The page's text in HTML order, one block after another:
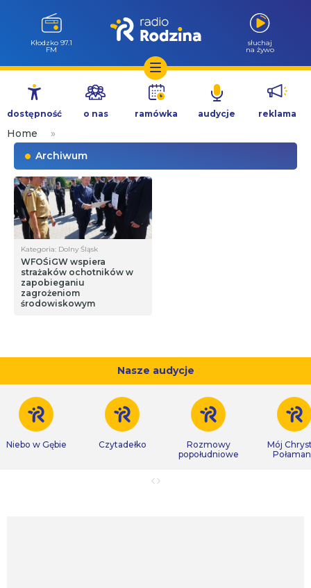
Przejdź
treści
Kłodzko 97.1
FM
słuchaj
na żywo
dostępność o nas ramówka audycje reklama
Home
»
Archiwum
Kategoria: Dolny Śląsk
WFOŚiGW wspiera
strażaków ochotników w
zapobieganiu
zagrożeniom
środowiskowym
Nasze audycje
Niebo w Gębie Czytadełko
Rozmowy
popołudniowe
Mój